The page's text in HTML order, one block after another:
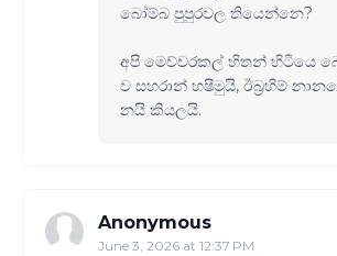
බෝම්බ පුපුරවල තියෙන්නෙ?
අපි මෙච්චරකල් හිතන් හිටියෙ
ව සහරාන් හෂීමුයි, ඊබ්‍රහිම්
නයි කියලයි.
Anonymous
June 3, 2026 at 12:37 PM